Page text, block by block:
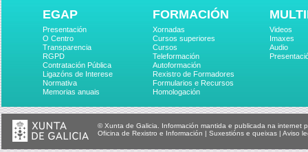
EGAP
Presentación
O Centro
Transparencia
RGPD
Contratación Pública
Ligazóns de Interese
Normativa
Memorias anuais
FORMACIÓN
Xornadas
Cursos superiores
Cursos
Teleformación
Autoformación
Rexistro de Formadores
Formularios e Recursos
Homologación
Videos
Imaxes
Audio
© Xunta de Galicia. Información mantida e publicada na internet
Oficina de Rexistro e Información | Suxestións e queixas | Aviso